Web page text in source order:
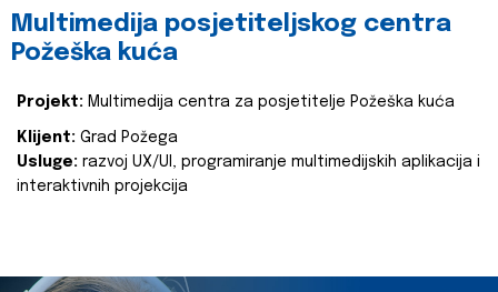
Multimedija posjetiteljskog centra
Požeška kuća
Projekt: Multimedija centra za posjetitelje Požeška kuća
Klijent: Grad Požega
Usluge: razvoj UX/UI, programiranje multimedijskih aplikacija i
interaktivnih projekcija